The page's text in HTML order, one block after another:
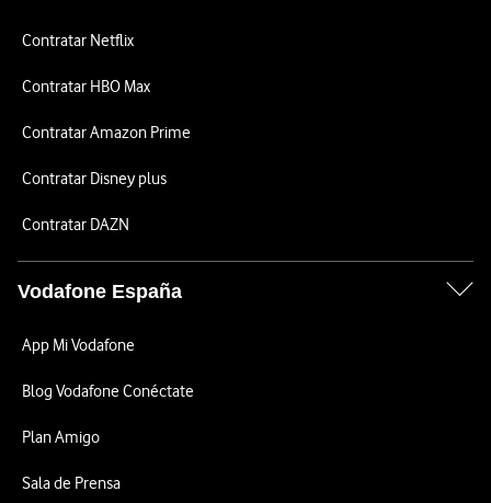
Contratar Netflix
Contratar HBO Max
Contratar Amazon Prime
Contratar Disney plus
Contratar DAZN
Vodafone España
App Mi Vodafone
Blog Vodafone Conéctate
Plan Amigo
Sala de Prensa